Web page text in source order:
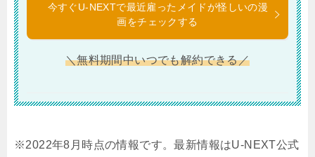
今すぐU-NEXTで最近雇ったメイドが怪しいの漫
画をチェックする
＼無料期間中いつでも解約できる／
※2022年8月時点の情報です。最新情報はU-NEXT公式